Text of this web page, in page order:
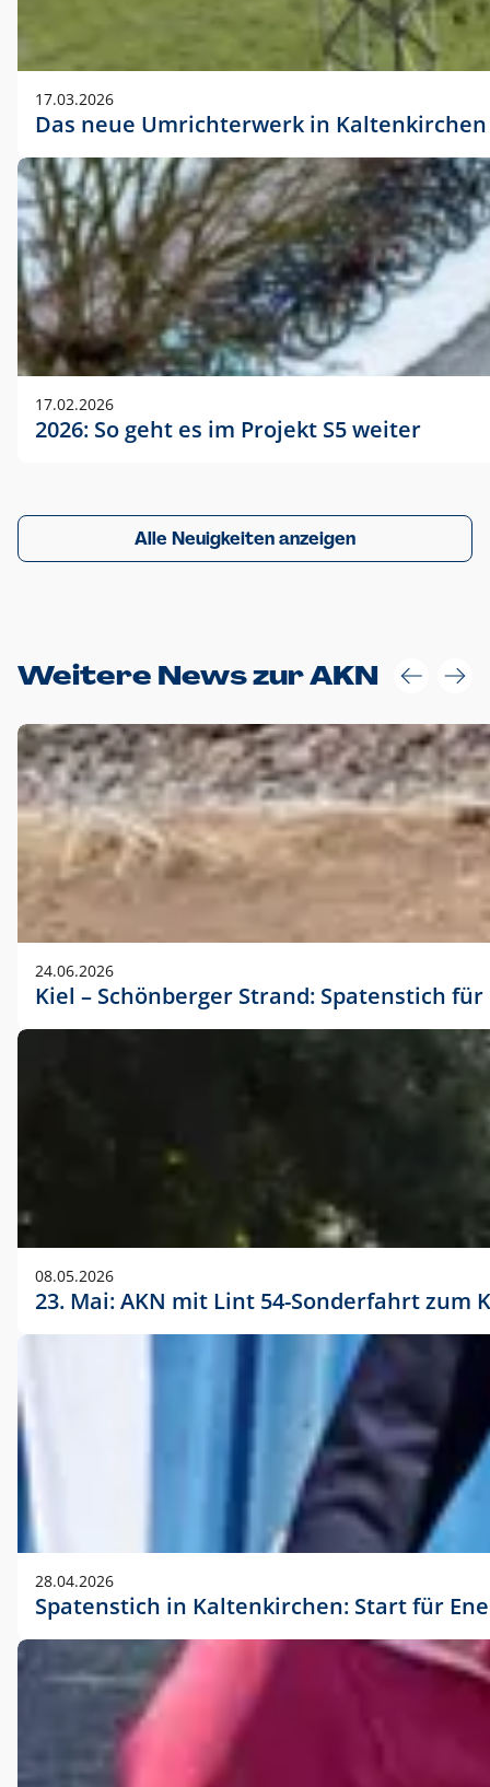
17.03.2026
Das neue Umrichterwerk in Kaltenkirchen
17.02.2026
2026: So geht es im Projekt S5 weiter
Alle Neuigkeiten anzeigen
Weitere News zur AKN
24.06.2026
Kiel – Schönberger Strand: Spatenstich
08.05.2026
23. Mai: AKN mit Lint 54-Sonderfahrt
28.04.2026
Spatenstich in Kaltenkirchen: Start für